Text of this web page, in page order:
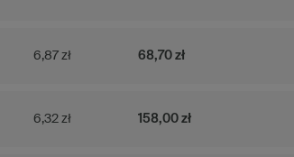
6,87 zł 68,70 zł
6,32 zł 158,00 zł